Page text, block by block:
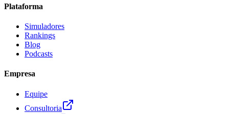
Plataforma
Simuladores
Rankings
Blog
Podcasts
Empresa
Equipe
Consultoria